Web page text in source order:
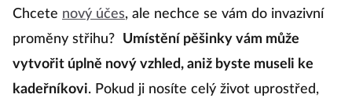
Chcete nový účes, ale nechce se vám do invazivní
proměny střihu?
Umístění pěšinky vám může
vytvořit úplně nový vzhled, aniž byste museli ke
kadeřníkovi. Pokud ji nosíte celý život uprostřed,